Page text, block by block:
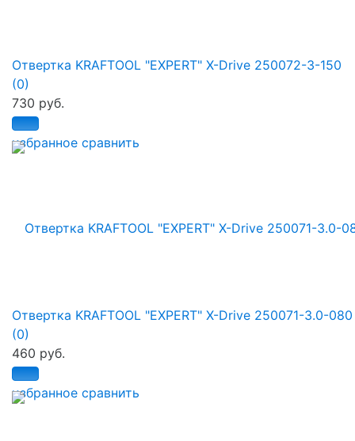
избранное сравнить
Отвертка KRAFTOOL "EXPERT" X-Drive 250072-3-150
(0)
730 руб.
избранное сравнить
Отвертка KRAFTOOL "EXPERT" X-Drive 250071-3.0-080
(0)
460 руб.